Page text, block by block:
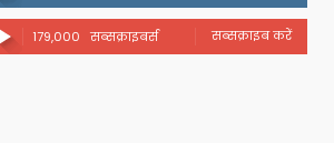
179,000 सब्सक्राइबर्स सब्सक्राइब करें